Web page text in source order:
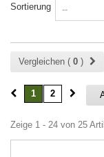
Sortierung
Vergleichen ( 0 )
1 2
Zeige 1 - 24 von 25